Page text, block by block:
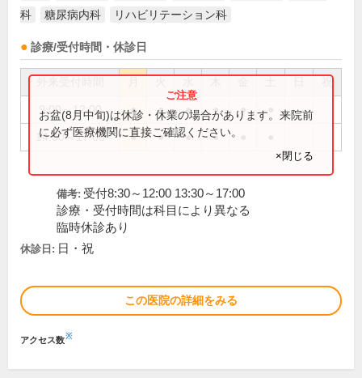
科
糖尿病内科 リハビリテーション科
診療/受付時間・休診日
祝
9:00～12:00 ● ● ● ● ●
14:00～17:00 ● ● ● ●
お盆(8月中旬)は休診・休業の場合があります。来院前
に必ず医療機関に直接ご確認ください。
×閉じる
備考: 受付8:30～12:00 13:30～17:00
診療・受付時間は科目により異なる
臨時休診あり
休診日: 日・祝
この医院の詳細をみる
アクセス数※